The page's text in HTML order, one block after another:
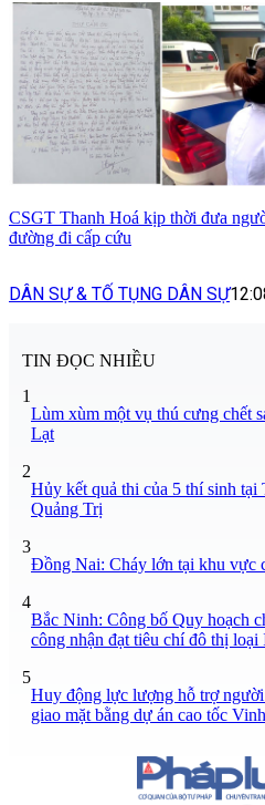
CSGT Thanh Hoá kịp thời đưa
đường đi cấp cứu
DÂN SỰ & TỐ TỤNG DÂN SỰ
TIN ĐỌC NHIỀU
1
Lùm xùm một vụ thú cưng chết
Lạt
2
Hủy kết quả thi của 5 thí sinh
Quảng Trị
3
Đồng Nai: Cháy lớn tại khu vực
4
Bắc Ninh: Công bố Quy hoạch
công nhận đạt tiêu chí đô thị loại
5
Huy động lực lượng hỗ trợ
giao mặt bằng dự án cao tốc